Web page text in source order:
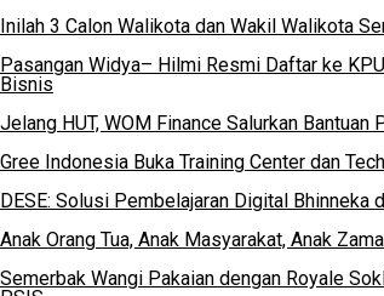
Inilah 3 Calon Walikota dan Wakil Walikota
Pasangan Widya– Hilmi Resmi Daftar ke
Bisnis
Jelang HUT, WOM Finance Salurkan
Gree Indonesia Buka Training Center dan
DESE: Solusi Pembelajaran Digital Bhinneka
Anak Orang Tua, Anak Masyarakat, Anak
Semerbak Wangi Pakaian dengan Royale